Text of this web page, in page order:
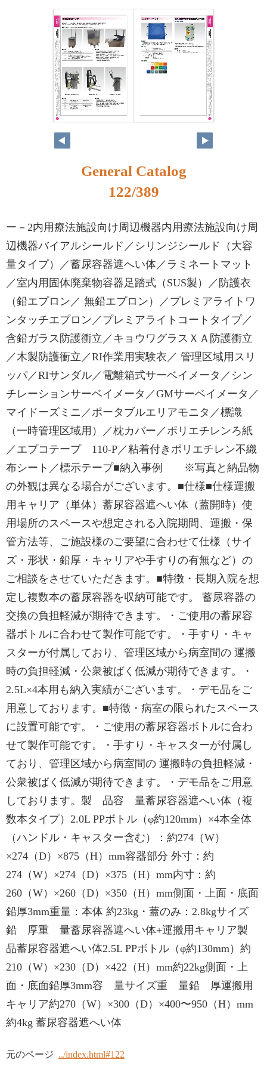
106 107
General Catalog
122/389
ー－2内用療法施設向け周辺機器内用療法施設向け周
辺機器バイアルシールド／シリンジシールド（大容
量タイプ）／蓄尿容器遮へい体／ラミネートマット
／室内用固体廃棄物容器足踏式（SUS製）／防護衣
（鉛エプロン／ 無鉛エプロン）／プレミアライトワ
ンタッチエプロン／プレミアライトコートタイプ／
含鉛ガラス防護衝立／キョウワグラスＸＡ防護衝立
／木製防護衝立／RI作業用実験衣／ 管理区域用スリ
ッパ／RIサンダル／電離箱式サーベイメータ／シン
チレーションサーベイメータ／GMサーベイメータ／
マイドーズミニ／ポータブルエリアモニタ／標識
（一時管理区域用）／枕カバー／ポリエチレンろ紙
／エプコテープ 110-P／粘着付きポリエチレン不織
布シート／標示テープ■納入事例 ※写真と納品物
の外観は異なる場合がございます。■仕様■仕様運搬
用キャリア（単体）蓄尿容器遮へい体（蓋開時）使
用場所のスペースや想定される入院期間、運搬・保
管方法等、ご施設様のご要望に合わせて仕様（サイ
ズ・形状・鉛厚・キャリアや手すりの有無など）の
ご相談をさせていただきます。■特徴・長期入院を想
定し複数本の蓄尿容器を収納可能です。 蓄尿容器の
交換の負担軽減が期待できます。・ご使用の蓄尿容
器ボトルに合わせて製作可能です。・手すり・キャ
スターが付属しており、管理区域から病室間の 運搬
時の負担軽減・公衆被ばく低減が期待できます。・
2.5L×4本用も納入実績がございます。・デモ品をご
用意しております。■特徴・病室の限られたスペース
に設置可能です。・ご使用の蓄尿容器ボトルに合わ
せて製作可能です。・手すり・キャスターが付属し
ており、管理区域から病室間の 運搬時の負担軽減・
公衆被ばく低減が期待できます。・デモ品をご用意
しております。製 品容 量蓄尿容器遮へい体（複
数本タイプ）2.0L PPボトル（φ約120mm）×4本全体
（ハンドル・キャスター含む）：約274（W）
×274（D）×875（H）mm容器部分 外寸：約
274（W）×274（D）×375（H）mm内寸：約
260（W）×260（D）×350（H）mm側面・上面・底面
鉛厚3mm重量：本体 約23kg・蓋のみ：2.8kgサイズ
鉛 厚重 量蓄尿容器遮へい体+運搬用キャリア製
品蓄尿容器遮へい体2.5L PPボトル（φ約130mm）約
210（W）×230（D）×422（H）mm約22kg側面・上
面・底面鉛厚3mm容 量サイズ重 量鉛 厚運搬用
キャリア約270（W）×300（D）×400〜950（H）mm
約4kg 蓄尿容器遮へい体
元のページ ../index.html#122